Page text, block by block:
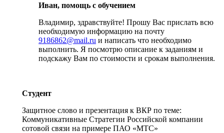
Иван, помощь с обучением
Владимир, здравствуйте! Прошу Вас прислать всю
необходимую информацию на почту
9186862@mail.ru и написать что необходимо
выполнить. Я посмотрю описание к заданиям и
подскажу Вам по стоимости и срокам выполнения.
Студент
Защитное слово и презентация к ВКР по теме:
Коммуникативные Стратегии Российской компании
сотовой связи на примере ПАО «МТС»